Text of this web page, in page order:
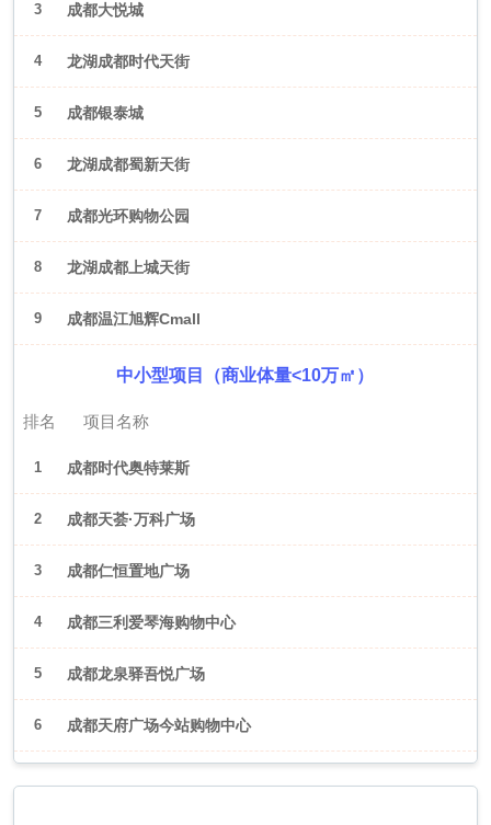
3 成都大悦城
4 龙湖成都时代天街
5 成都银泰城
6 龙湖成都蜀新天街
7 成都光环购物公园
8 龙湖成都上城天街
9 成都温江旭辉Cmall
中小型项目（商业体量<10万㎡）
排名 项目名称
1 成都时代奥特莱斯
2 成都天荟·万科广场
3 成都仁恒置地广场
4 成都三利爱琴海购物中心
5 成都龙泉驿吾悦广场
6 成都天府广场今站购物中心